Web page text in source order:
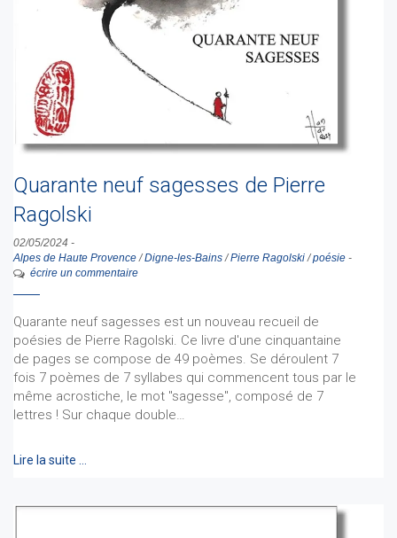
Quarante neuf sagesses de Pierre
Ragolski
02/05/2024 -
Alpes de Haute Provence/Digne-les-Bains/Pierre Ragolski/poésie -
écrire un commentaire
Quarante neuf sagesses est un nouveau recueil de
poésies de Pierre Ragolski. Ce livre d'une cinquantaine
de pages se compose de 49 poèmes. Se déroulent 7
fois 7 poèmes de 7 syllabes qui commencent tous par le
même acrostiche, le mot "sagesse", composé de 7
lettres ! Sur chaque double…
Lire la suite …